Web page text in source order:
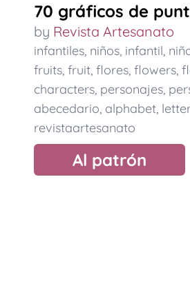
70 gráficos de
by Revista Artesanato
infantiles, niños, infantil,
fruits, fruit, flores, flowers,
characters, personajes,
abecedario, alphabet,
revistaartesanato
Al patrón